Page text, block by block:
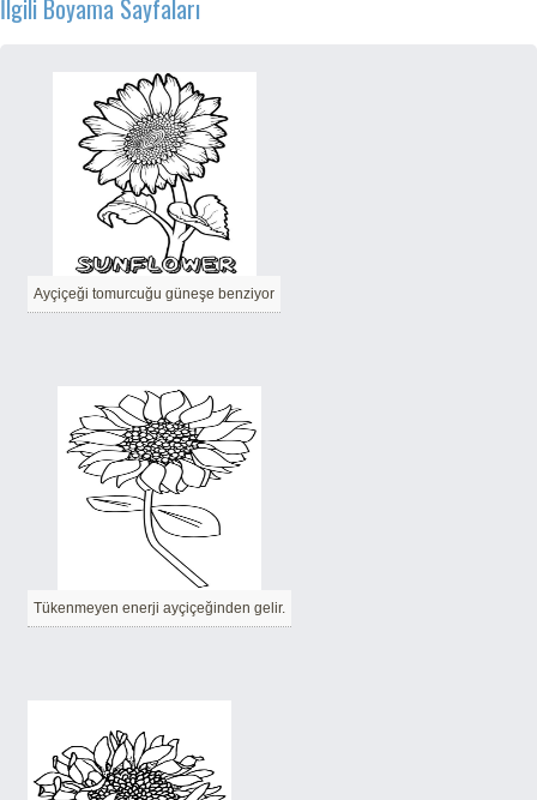
İlgili Boyama Sayfaları
Ayçiçeği tomurcuğu güneşe benziyor
Tükenmeyen enerji ayçiçeğinden gelir.